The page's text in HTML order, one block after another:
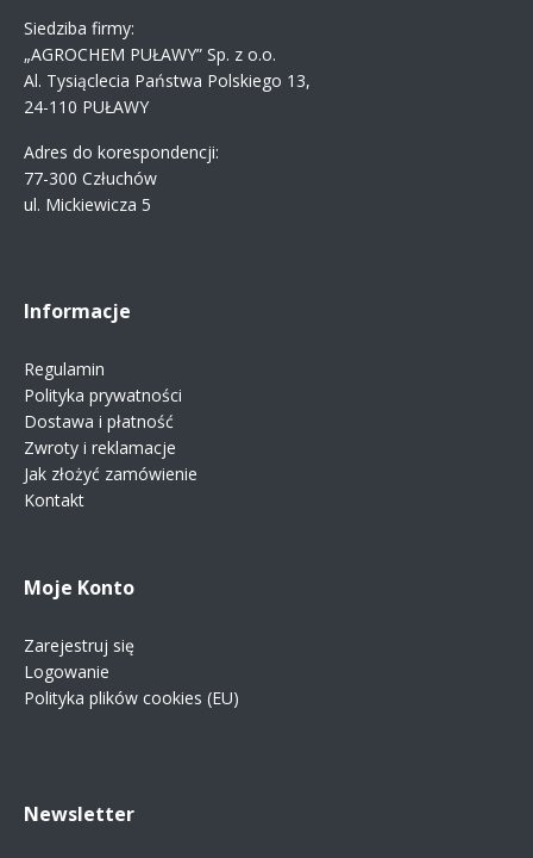
Siedziba firmy:
„AGROCHEM PUŁAWY” Sp. z o.o.
Al. Tysiąclecia Państwa Polskiego 13,
24-110 PUŁAWY
Adres do korespondencji:
77-300 Człuchów
ul. Mickiewicza 5
Informacje
Regulamin
Polityka prywatności
Dostawa i płatność
Zwroty i reklamacje
Jak złożyć zamówienie
Kontakt
Moje Konto
Zarejestruj się
Logowanie
Polityka plików cookies (EU)
Newsletter